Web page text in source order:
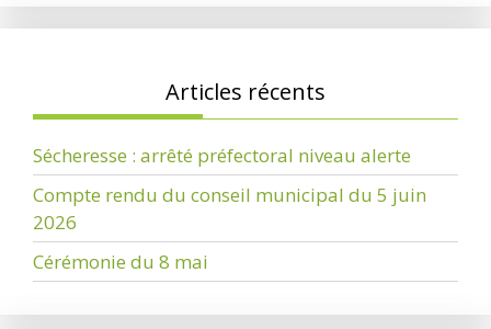
Articles récents
Sécheresse : arrêté préfectoral niveau alerte
Compte rendu du conseil municipal du 5 juin
2026
Cérémonie du 8 mai